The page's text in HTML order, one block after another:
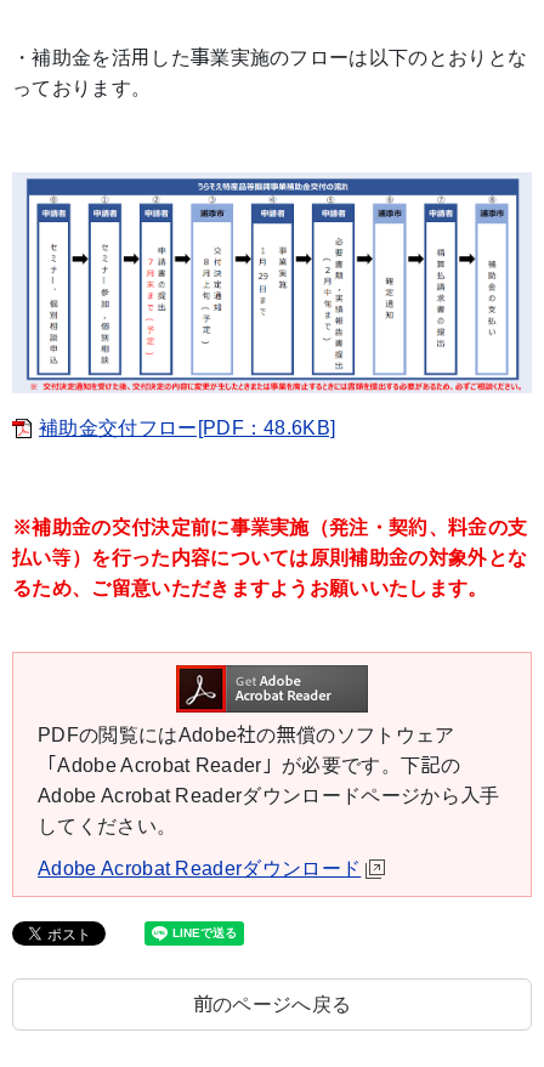
・補助金を活用した事業実施のフローは以下のとおりとな
っております。
補助金交付フロー[PDF：48.6KB]
※補助金の交付決定前に事業実施（発注・契約、料金の支
払い等）を行った内容については原則補助金の対象外とな
るため、ご留意いただきますようお願いいたします。
PDFの閲覧にはAdobe社の無償のソフトウェア
「Adobe Acrobat Reader」が必要です。下記の
Adobe Acrobat Readerダウンロードページから入手
してください。
Adobe Acrobat Readerダウンロード
前のページへ戻る